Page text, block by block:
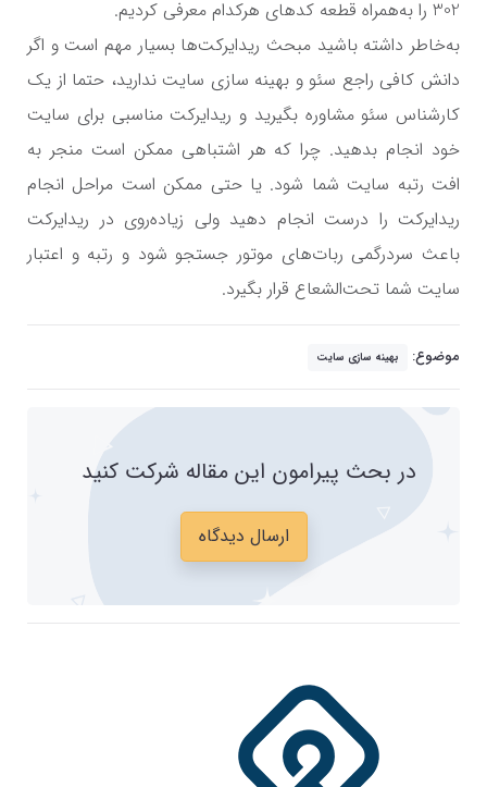
302 را به‌همراه قطعه کدهای هرکدام معرفی کردیم.
به‌خاطر داشته باشید مبحث ریدایرکت‌ها بسیار مهم است و اگر
دانش کافی راجع سئو و بهینه سازی سایت ندارید، حتما از یک
کارشناس سئو مشاوره بگیرید و ریدایرکت مناسبی برای سایت
خود انجام بدهید. چرا که هر اشتباهی ممکن است منجر به
افت رتبه سایت شما شود. یا حتی ممکن است مراحل انجام
ریدایرکت را درست انجام دهید ولی زیاده‌روی در ریدایرکت
باعث سردرگمی ربات‌های موتور جستجو شود و رتبه و اعتبار
سایت شما تحت‌الشعاع قرار بگیرد.
موضوع: بهینه سازی سایت
در بحث پیرامون این مقاله شرکت کنید
ارسال دیدگاه